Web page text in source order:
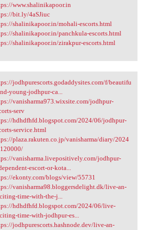
www.shalinikapoor.in
www.shalinikapoor.in
bit.ly/4aSJiuc
shalinikapoor.in/mohali-escorts.html
shalinikapoor.in/panchkula-escorts.html
shalinikapoor.in/zirakpur-escorts.html
jodhpurescorts
jodhpurescorts.godaddysites.com/f/beautifu
young-jodhpur-ca...
vanisharma973.wixsite.com/jodhpur-
serv
hdhdfhfd.blogspot.com/2024/06/jodhpur-
service.html
plaza.rakuten.co.jp/vanisharma/diary/2024
vanisharma.livepositively.com/jodhpur-
escort-or-kota...
ekonty.com/blogs/view/55731
vanisharma98.bloggersdelight.dk/live-an-
time-with-the-j...
hdhdfhfd.blogspot.com/2024/06/live-
time-with-jodhpur-es...
jodhpurescorts.hashnode.dev/live-an-